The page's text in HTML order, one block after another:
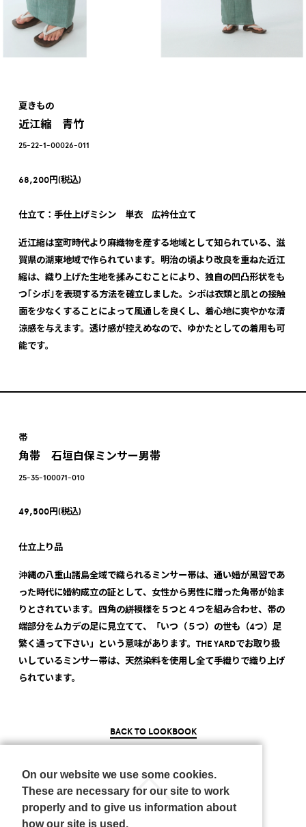
夏きもの
近江縮 青竹
25-22-1-00026-011
68,200円(税込)
仕立て：手仕上げミシン 単衣 広衿仕立て
近江縮は室町時代より麻織物を産する地域として知られている、滋
賀県の湖東地域で作られています。明治の頃より改良を重ねた近江
縮は、織り上げた生地を揉みこむことにより、独自の凹凸形状をも
つ｢シボ｣を表現する方法を確立しました。シボは衣類と肌との接触
面を少なくすることによって風通しを良くし、着心地に爽やかな清
涼感を与えます。透け感が控えめなので、ゆかたとしての着用も可
能です。
帯
角帯 石垣白保ミンサー男帯
25-35-100071-010
49,500円(税込)
仕立上り品
沖縄の八重山諸島全域で織られるミンサー帯は、通い婚が風習であ
った時代に婚約成立の証として、女性から男性に贈った角帯が始ま
りとされています。四角の絣模様を５つと４つを組み合わせ、帯の
端部分をムカデの足に見立てて、「いつ（５つ）の世も（4つ）足
繁く通って下さい」という意味があります。THE YARDでお取り扱
いしているミンサー帯は、天然染料を使用し全て手織りで織り上げ
られています。
BACK TO LOOKBOOK
On our website we use some cookies.
These are necessary for our site to work
properly and to give us information about
how our site is used.